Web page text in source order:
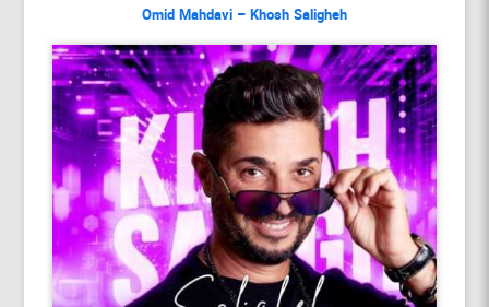
Omid Mahdavi – Khosh Saligheh